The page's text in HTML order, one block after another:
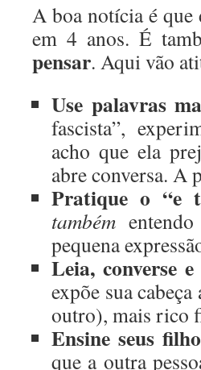
A boa notícia é que
em 4 anos. É
pensar. Aqui vão
Use palavras
fascista”,
acho que ela
abre conversa. A
Pratique o “e
também
pequena
Leia, converse
expõe sua
outro), mais rico
Ensine seus
que a outra